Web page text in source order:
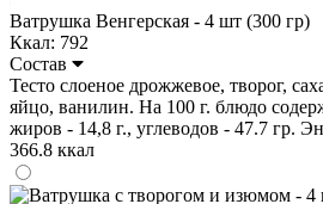
Ватрушка Венгерская - 4 шт (300 гр)
Ккал: 792
Состав
Тесто слоеное дрожжевое, творог,
яйцо, ванилин. На 100 г. блюдо
жиров - 14,8 г., углеводов - 47.7 гр.
366.8 ккал